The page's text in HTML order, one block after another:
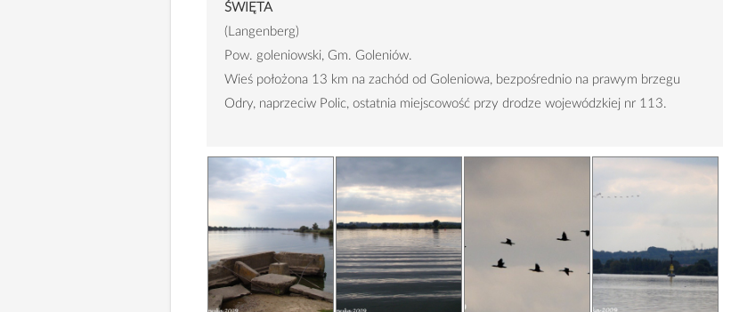
ŚWIĘTA
(Langenberg)
Pow. goleniowski, Gm. Goleniów.
Wieś położona 13 km na zachód od Goleniowa, bezpośrednio na prawym brzegu
Odry, naprzeciw Polic, ostatnia miejscowość przy drodze wojewódzkiej nr 113.